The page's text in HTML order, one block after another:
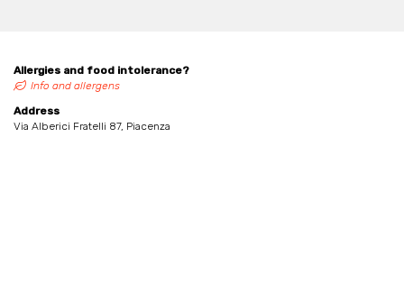
Allergies and food intolerance?
Info and allergens
Address
Via Alberici Fratelli 87, Piacenza